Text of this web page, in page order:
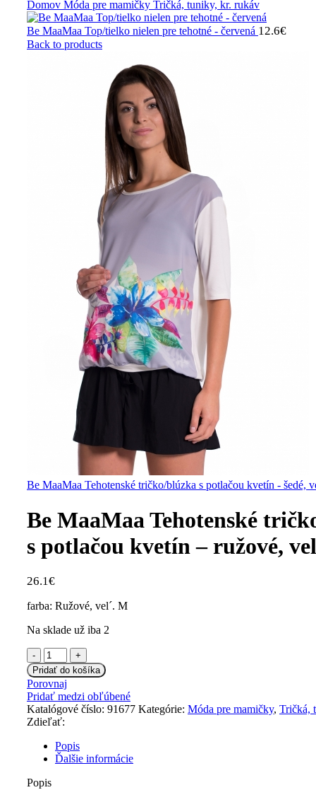
Domov Móda pre mamičky Tričká, tuniky, kr. rukáv
Be MaaMaa Top/tielko nielen pre tehotné - červená 12.6€
Back to products
Be MaaMaa Tehotenské tričko/blúzka s potlačou kvetín - šedé,
Be MaaMaa Tehotenské
s potlačou kvetín – ružové,
26.1€
farba: Ružové, vel´. M
Na sklade už iba 2
množstvo
Be
MaaMaa
Tehotenské
tričko/blúzka
s
potlačou
kvetín
-
ružové,
vel
Pridať do košíka
Porovnaj
Pridať medzi obľúbené
Katalógové číslo: 91677 Kategórie: Móda pre mamičky, Tričká,
Zdieľať:
Popis
Ďalšie informácie
Popis